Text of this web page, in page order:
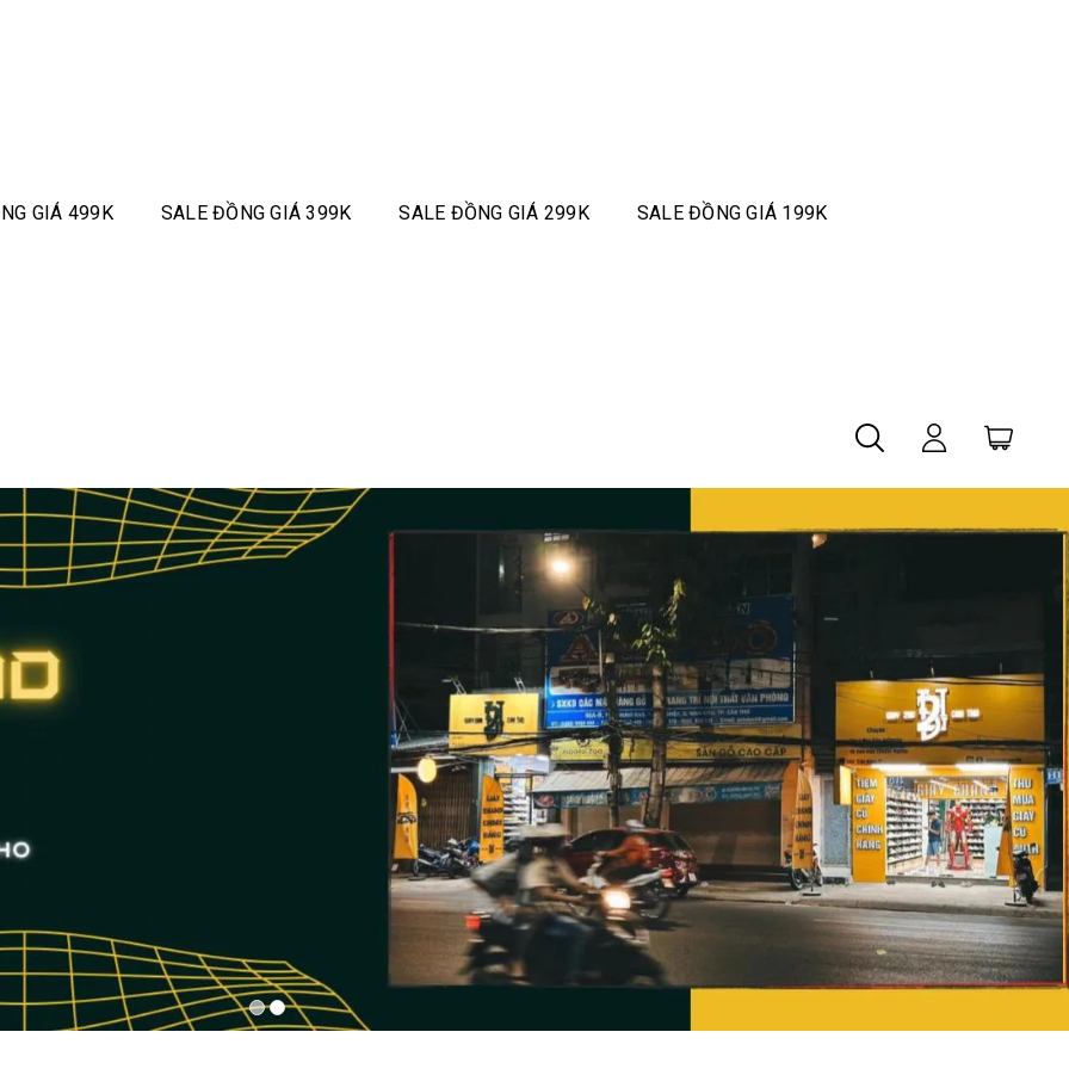
GIÁ 499K SALE ĐỒNG GIÁ 399K SALE ĐỒNG GIÁ 299K SALE ĐỒNG GIÁ 199K